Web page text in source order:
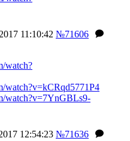
11:10:42 №71606
watch?
watch?v=kCRqd5771P4
watch?v=7YnGBLs9-
12:54:23 №71636